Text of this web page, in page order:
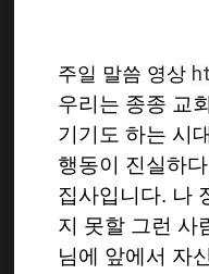
주일 말씀 영상
우리는 종종 교
기기도 하는 시
행동이 진실하
집사입니다. 나
지 못할 그런 사
님에 앞에서 자